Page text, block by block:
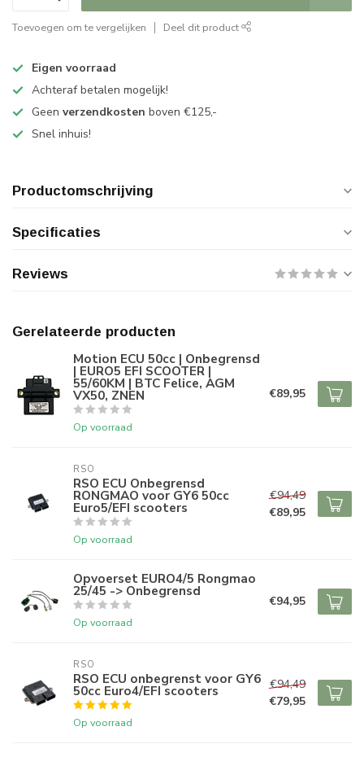
Toevoegen om te vergelijken Deel dit product
Eigen voorraad
Achteraf betalen mogelijk!
Geen verzendkosten boven €125,-
Snel inhuis!
Productomschrijving
Specificaties
Reviews
Gerelateerde producten
Motion ECU 50cc | Onbegrensd
| EURO5 EFI SCOOTER |
55/60KM | BTC Felice, AGM
VX50, ZNEN
Op voorraad
€89,95
RSO
RSO ECU Onbegrensd
RONGMAO voor GY6 50cc
Euro5/EFI scooters
Op voorraad
€94,49
€89,95
Opvoerset EURO4/5 Rongmao
25/45 -> Onbegrensd
Op voorraad
€94,95
RSO
RSO ECU onbegrenst voor GY6
50cc Euro4/EFI scooters
Op voorraad
€94,49
€79,95